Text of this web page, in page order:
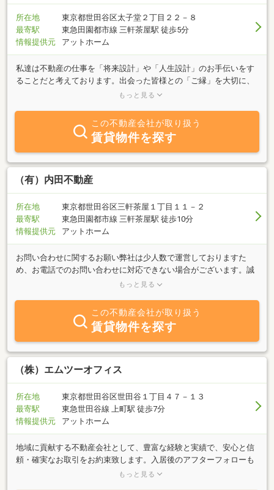
所在地
東京都世田谷区太子堂２丁目２２－８
最寄駅
東急田園都市線 三軒茶屋駅 徒歩5分
情報提供元
アットホーム
私達は不動産の仕事を「将来設計」や「人生設計」のお手伝いをす
ることだと考えております。出会った皆様との「ご縁」を大切に、
長いお付合いをさせていただければ幸いです。何かあったら気軽に
ます。主に「売買」「賃貸」「管理」物件を取り扱っております。
お気軽にお問合わせください。
もっと見る
この不動産会社が取り扱う
賃貸物件を探す
（有）内田不動産
所在地
東京都世田谷区三軒茶屋１丁目１１－２
最寄駅
東急田園都市線 三軒茶屋駅 徒歩10分
情報提供元
アットホーム
お問い合わせに関するお願い弊社は少人数で運営しておりますた
め、お電話でのお問い合わせに対応できない場合がございます。誠
に恐れ入りますが、お問い合わせやご相談はメール問い合わせより
順次確認し、速やかに回答させていただきます。何卒ご理解とご協
力のほど、お願い申し上げます。
もっと見る
この不動産会社が取り扱う
賃貸物件を探す
（株）エムツーオフィス
所在地
東京都世田谷区世田谷１丁目４７－１３
最寄駅
東急世田谷線 上町駅 徒歩7分
情報提供元
アットホーム
地域に貢献する不動産会社として、豊富な経験と実績で、安心と信
頼・確実なお取引をお約束致します。入居後のアフターフォローも
ご安心ください。お困りの際には、最も早く、確実なご対応を目指
もっと見る